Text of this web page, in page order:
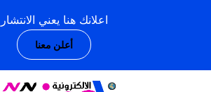
اعلانك هنا يعني الانتشار
أعلن معنا